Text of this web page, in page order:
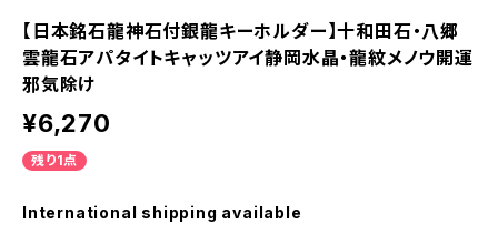
【日本銘石龍神石付銀龍キーホルダー】十和田石・八郷
雲龍石アパタイトキャッツアイ静岡水晶・龍紋メノウ開運
邪気除け
¥6,270
残り1点
International shipping available